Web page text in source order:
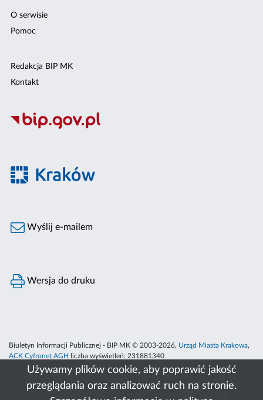
Używamy plików cookie, aby poprawić jakość
przeglądania oraz analizować ruch na stronie.
O serwisie
Pomoc
Redakcja BIP MK
Kontakt
Wyślij e-mailem
Wersja do druku
Biuletyn Informacji Publicznej - BIP MK © 2003-2026, Urząd Miasta Krakowa,
ACK Cyfronet AGH
liczba wyświetleń: 231881340